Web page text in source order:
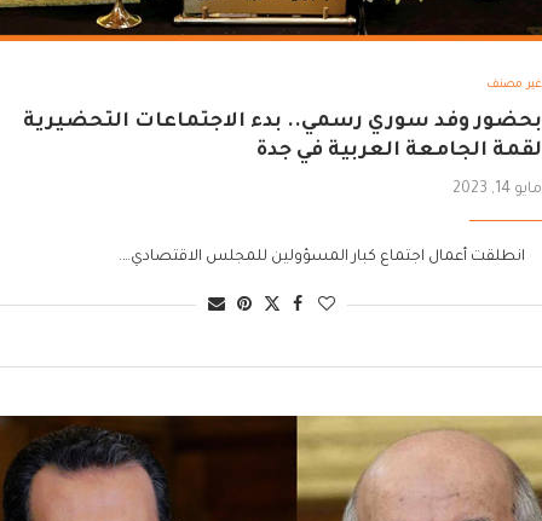
غير مصنف
بحضور وفد سوري رسمي.. بدء الاجتماعات التحضيرية
لقمة الجامعة العربية في جدة
مايو 14, 2023
انطلقت أعمال اجتماع كبار المسؤولين للمجلس الاقتصادي….